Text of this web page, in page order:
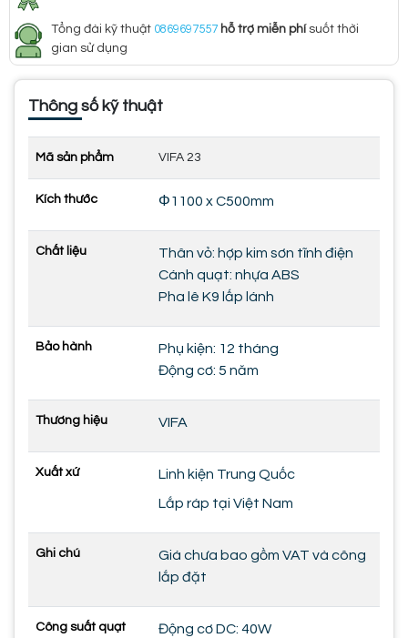
Tổng đài kỹ thuật 0869697557 hỗ trợ miễn phí suốt thời
gian sử dụng
Thông số kỹ thuật
Mã sản phẩm VIFA 23
Kích thước Φ1100 x C500mm
Chất liệu
Thân vỏ: hợp kim sơn tĩnh điện
Cánh quạt: nhựa ABS
Pha lê K9 lấp lánh
Bảo hành
Phụ kiện: 12 tháng
Động cơ: 5 năm
Thương hiệu VIFA
Xuất xứ
Linh kiện Trung Quốc
Lắp ráp tại Việt Nam
Ghi chú
Giá chưa bao gồm VAT và công
lắp đặt
Công suất quạt
Động cơ DC: 40W